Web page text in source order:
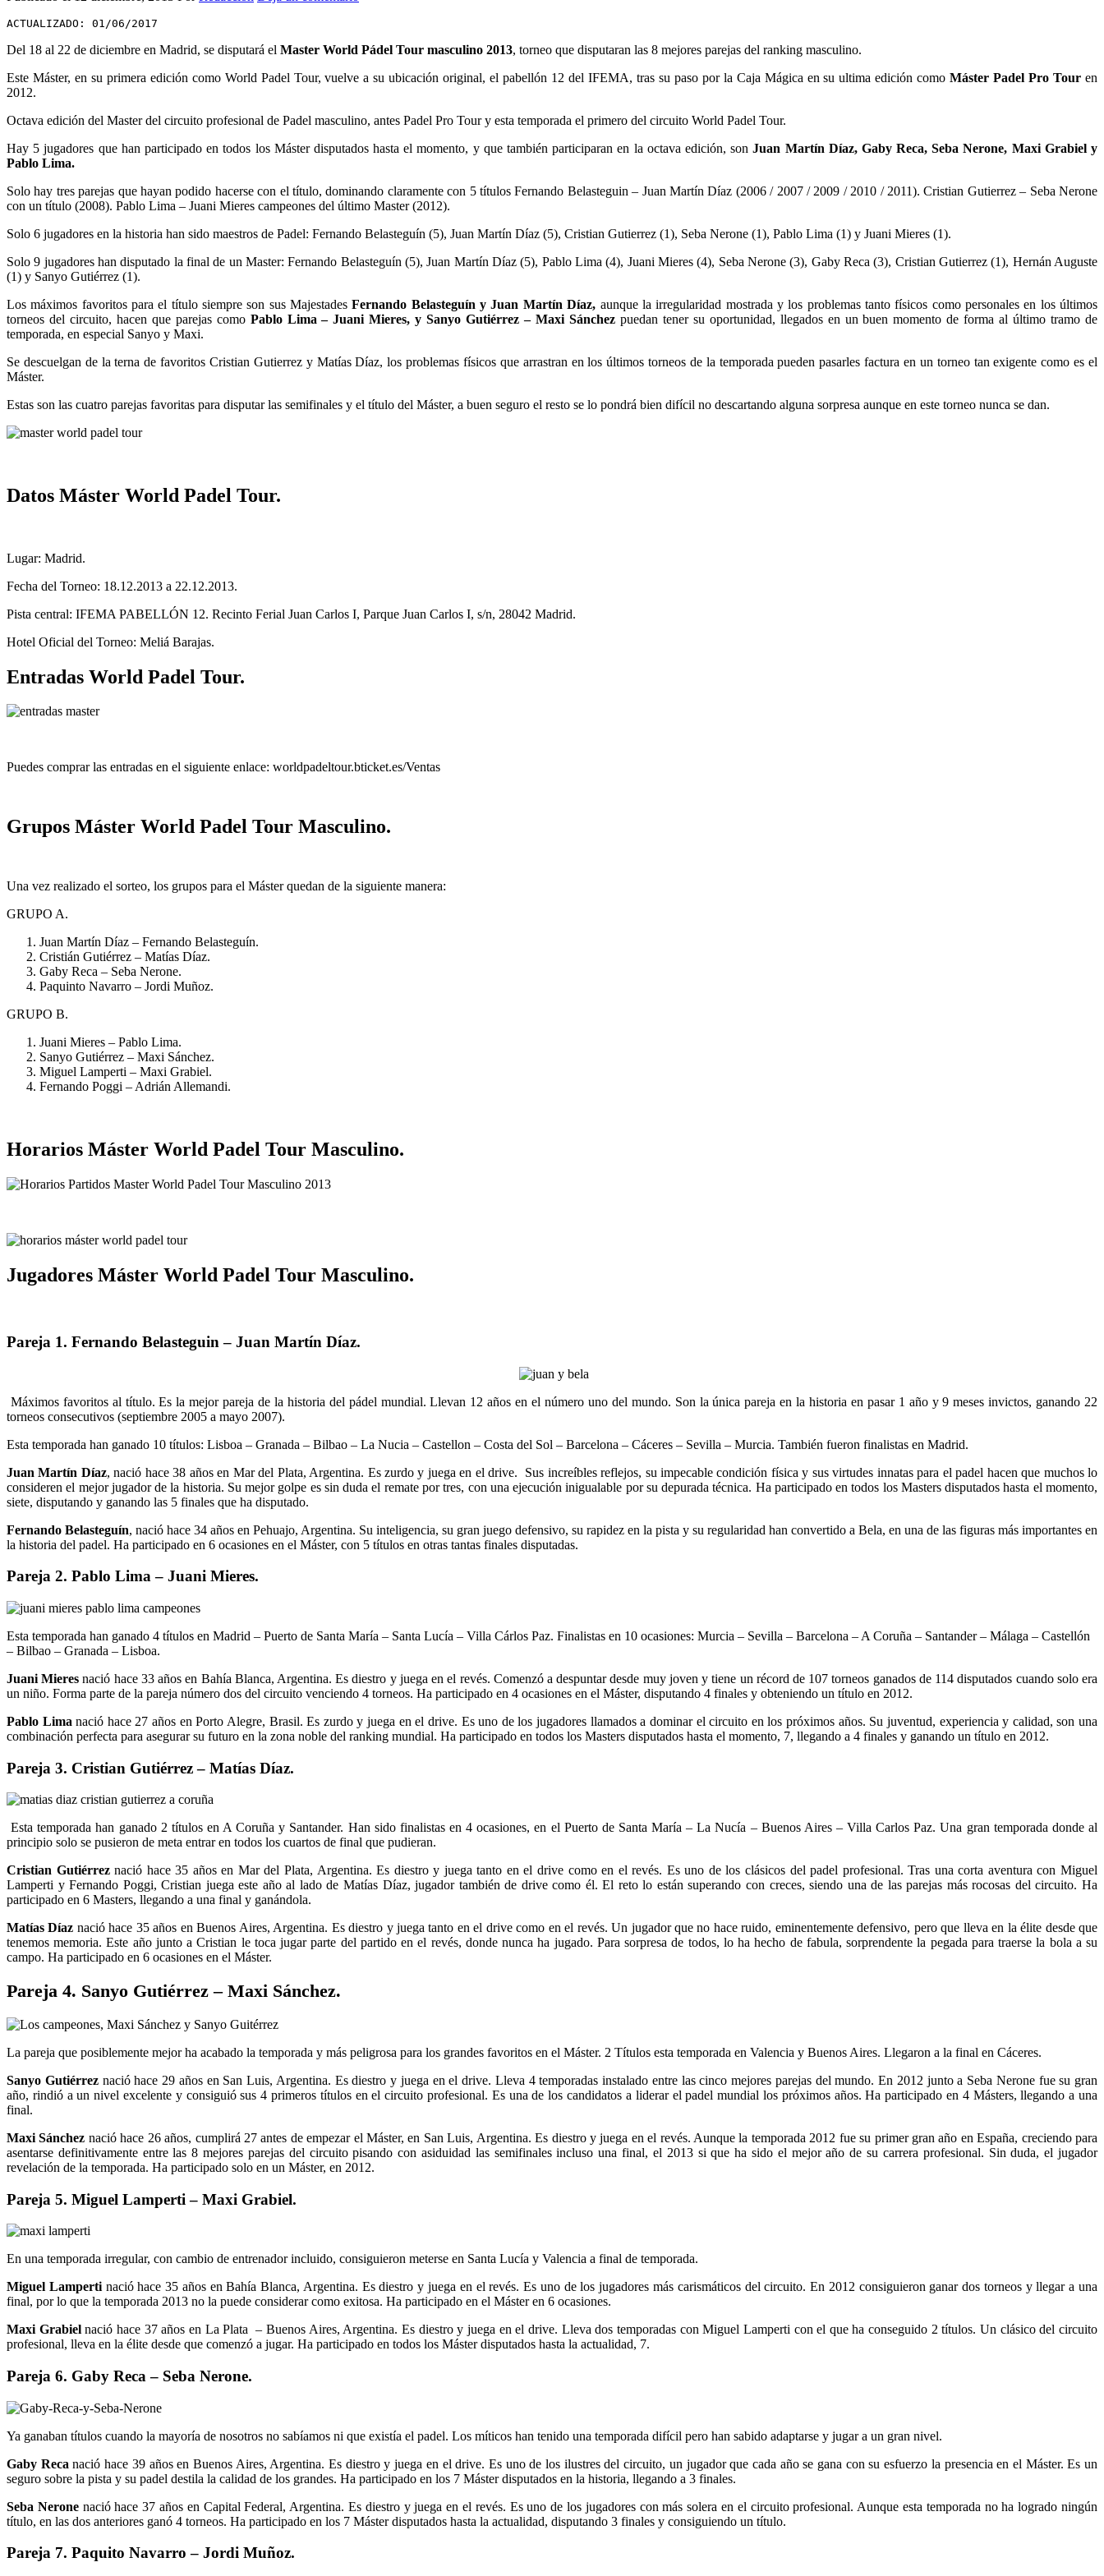
ACTUALIZADO: 01/06/2017
Del 18 al 22 de diciembre en Madrid, se disputará el Master World Pádel Tour masculino 2013, torneo que disputaran las 8 mejores parejas del ranking masculino.
Este Máster, en su primera edición como World Padel Tour, vuelve a su ubicación original, el pabellón 12 del IFEMA, tras su paso por la Caja Mágica en su ultima edición comoMáster Padel Pro Tour en
2012.
Octava edición del Master del circuito profesional de Padel masculino, antes Padel Pro Tour y esta temporada el primero del circuito World Padel Tour.
Hay 5 jugadores que han participado en todos los Máster disputados hasta el momento, y que también participaran en la octava edición, sonJuan Martín Díaz, Gaby Reca, Seba Nerone, Maxi Grabiel y
Pablo Lima.
Solo hay tres parejas que hayan podido hacerse con el título, dominando claramente con 5 títulos Fernando Belasteguin – Juan Martín Díaz (2006 / 2007 / 2009 / 2010 / 2011). Cristian Gutierrez – Seba Nerone
con un título (2008). Pablo Lima – Juani Mieres campeones del último Master (2012).
Solo 6 jugadores en la historia han sido maestros de Padel: Fernando Belasteguín (5), Juan Martín Díaz (5), Cristian Gutierrez (1), Seba Nerone (1), Pablo Lima (1) y Juani Mieres (1).
Solo 9 jugadores han disputado la final de un Master: Fernando Belasteguín (5), Juan Martín Díaz (5), Pablo Lima (4), Juani Mieres (4), Seba Nerone (3), Gaby Reca (3), Cristian Gutierrez (1), Hernán Auguste
(1) y Sanyo Gutiérrez (1).
Los máximos favoritos para el título siempre son sus MajestadesFernando Belasteguín y Juan Martín Díaz, aunque la irregularidad mostrada y los problemas tanto físicos como personales en los últimos
torneos del circuito, hacen que parejas como Pablo Lima – Juani Mieres, y Sanyo Gutiérrez – Maxi Sánchezpuedan tener su oportunidad, llegados en un buen momento de forma al último tramo de
temporada, en especial Sanyo y Maxi.
Se descuelgan de la terna de favoritos Cristian Gutierrez y Matías Díaz, los problemas físicos que arrastran en los últimos torneos de la temporada pueden pasarles factura en un torneo tan exigente como es el
Máster.
Estas son las cuatro parejas favoritas para disputar las semifinales y el título del Máster, a buen seguro el resto se lo pondrá bien difícil no descartando alguna sorpresa aunque en este torneo nunca se dan.
Datos Máster World Padel Tour.
Lugar: Madrid.
Fecha del Torneo: 18.12.2013 a 22.12.2013.
Pista central: IFEMA PABELLÓN 12. Recinto Ferial Juan Carlos I, Parque Juan Carlos I, s/n, 28042 Madrid.
Hotel Oficial del Torneo: Meliá Barajas.
Entradas World Padel Tour.
Puedes comprar las entradas en el siguiente enlace: worldpadeltour.bticket.es/Ventas
Grupos Máster World Padel Tour Masculino.
Una vez realizado el sorteo, los grupos para el Máster quedan de la siguiente manera:
GRUPO A.
Juan Martín Díaz – Fernando Belasteguín.
Cristián Gutiérrez – Matías Díaz.
Gaby Reca – Seba Nerone.
Paquinto Navarro – Jordi Muñoz.
GRUPO B.
Juani Mieres – Pablo Lima.
Sanyo Gutiérrez – Maxi Sánchez.
Miguel Lamperti – Maxi Grabiel.
Fernando Poggi – Adrián Allemandi.
Horarios Máster World Padel Tour Masculino.
Jugadores Máster World Padel Tour Masculino.
Pareja 1. Fernando Belasteguin – Juan Martín Díaz.
Máximos favoritos al título. Es la mejor pareja de la historia del pádel mundial. Llevan 12 años en el número uno del mundo. Son la única pareja en la historia en pasar 1 año y 9 meses invictos, ganando 22
torneos consecutivos (septiembre 2005 a mayo 2007).
Esta temporada han ganado 10 títulos: Lisboa – Granada – Bilbao – La Nucia – Castellon – Costa del Sol – Barcelona – Cáceres – Sevilla – Murcia. También fueron finalistas en Madrid.
Juan Martín Díaz, nació hace 38 años en Mar del Plata, Argentina. Es zurdo y juega en el drive. Sus increíbles reflejos, su impecable condición física y sus virtudes innatas para el padel hacen que muchos lo
consideren el mejor jugador de la historia. Su mejor golpe es sin duda el remate por tres, con una ejecución inigualable por su depurada técnica. Ha participado en todos los Masters disputados hasta el momento,
siete, disputando y ganando las 5 finales que ha disputado.
Fernando Belasteguín, nació hace 34 años en Pehuajo, Argentina. Su inteligencia, su gran juego defensivo, su rapidez en la pista y su regularidad han convertido a Bela, en una de las figuras más importantes en
la historia del padel. Ha participado en 6 ocasiones en el Máster, con 5 títulos en otras tantas finales disputadas.
Pareja 2. Pablo Lima – Juani Mieres.
Esta temporada han ganado 4 títulos en Madrid – Puerto de Santa María – Santa Lucía – Villa Cárlos Paz. Finalistas en 10 ocasiones: Murcia – Sevilla – Barcelona – A Coruña – Santander – Málaga – Castellón
– Bilbao – Granada – Lisboa.
Juani Mieres nació hace 33 años en Bahía Blanca, Argentina. Es diestro y juega en el revés. Comenzó a despuntar desde muy joven y tiene un récord de 107 torneos ganados de 114 disputados cuando solo era
un niño. Forma parte de la pareja número dos del circuito venciendo 4 torneos. Ha participado en 4 ocasiones en el Máster, disputando 4 finales y obteniendo un título en 2012.
Pablo Lima nació hace 27 años en Porto Alegre, Brasil. Es zurdo y juega en el drive. Es uno de los jugadores llamados a dominar el circuito en los próximos años. Su juventud, experiencia y calidad, son una
combinación perfecta para asegurar su futuro en la zona noble del ranking mundial. Ha participado en todos los Masters disputados hasta el momento, 7, llegando a 4 finales y ganando un título en 2012.
Pareja 3. Cristian Gutiérrez – Matías Díaz.
Esta temporada han ganado 2 títulos en A Coruña y Santander. Han sido finalistas en 4 ocasiones, en el Puerto de Santa María – La Nucía – Buenos Aires – Villa Carlos Paz. Una gran temporada donde al
principio solo se pusieron de meta entrar en todos los cuartos de final que pudieran.
Cristian Gutiérreznació hace 35 años en Mar del Plata, Argentina. Es diestro y juega tanto en el drive como en el revés. Es uno de los clásicos del padel profesional. Tras una corta aventura con Miguel
Lamperti y Fernando Poggi, Cristian juega este año al lado de Matías Díaz, jugador también de drive como él. El reto lo están superando con creces, siendo una de las parejas más rocosas del circuito. Ha
participado en 6 Masters, llegando a una final y ganándola.
Matías Díaz nació hace 35 años en Buenos Aires, Argentina. Es diestro y juega tanto en el drive como en el revés. Un jugador que no hace ruido, eminentemente defensivo, pero que lleva en la élite desde que
tenemos memoria. Este año junto a Cristian le toca jugar parte del partido en el revés, donde nunca ha jugado. Para sorpresa de todos, lo ha hecho de fabula, sorprendente la pegada para traerse la bola a su
campo. Ha participado en 6 ocasiones en el Máster.
Pareja 4. Sanyo Gutiérrez – Maxi Sánchez.
La pareja que posiblemente mejor ha acabado la temporada y más peligrosa para los grandes favoritos en el Máster. 2 Títulos esta temporada en Valencia y Buenos Aires. Llegaron a la final en Cáceres.
Sanyo Gutiérreznació hace 29 años en San Luis, Argentina. Es diestro y juega en el drive. Lleva 4 temporadas instalado entre las cinco mejores parejas del mundo. En 2012 junto a Seba Nerone fue su gran
año, rindió a un nivel excelente y consiguió sus 4 primeros títulos en el circuito profesional. Es una de los candidatos a liderar el padel mundial los próximos años. Ha participado en 4 Másters, llegando a una
final.
Maxi Sánchez nació hace 26 años, cumplirá 27 antes de empezar el Máster, en San Luis, Argentina. Es diestro y juega en el revés. Aunque la temporada 2012 fue su primer gran año en España, creciendo para
asentarse definitivamente entre las 8 mejores parejas del circuito pisando con asiduidad las semifinales incluso una final, el 2013 si que ha sido el mejor año de su carrera profesional. Sin duda, el jugador
revelación de la temporada. Ha participado solo en un Máster, en 2012.
Pareja 5. Miguel Lamperti – Maxi Grabiel.
En una temporada irregular, con cambio de entrenador incluido, consiguieron meterse en Santa Lucía y Valencia a final de temporada.
Miguel Lampertinació hace 35 años en Bahía Blanca, Argentina. Es diestro y juega en el revés. Es uno de los jugadores más carismáticos del circuito. En 2012 consiguieron ganar dos torneos y llegar a una
final, por lo que la temporada 2013 no la puede considerar como exitosa. Ha participado en el Máster en 6 ocasiones.
Maxi Grabielnació hace 37 años en La Plata – Buenos Aires, Argentina. Es diestro y juega en el drive. Lleva dos temporadas con Miguel Lamperti con el que ha conseguido 2 títulos. Un clásico del circuito
profesional, lleva en la élite desde que comenzó a jugar. Ha participado en todos los Máster disputados hasta la actualidad, 7.
Pareja 6. Gaby Reca – Seba Nerone.
Ya ganaban títulos cuando la mayoría de nosotros no sabíamos ni que existía el padel. Los míticos han tenido una temporada difícil pero han sabido adaptarse y jugar a un gran nivel.
Gaby Reca nació hace 39 años en Buenos Aires, Argentina. Es diestro y juega en el drive. Es uno de los ilustres del circuito, un jugador que cada año se gana con su esfuerzo la presencia en el Máster. Es un
seguro sobre la pista y su padel destila la calidad de los grandes. Ha participado en los 7 Máster disputados en la historia, llegando a 3 finales.
Seba Neronenació hace 37 años en Capital Federal, Argentina. Es diestro y juega en el revés. Es uno de los jugadores con más solera en el circuito profesional. Aunque esta temporada no ha logrado ningún
título, en las dos anteriores ganó 4 torneos. Ha participado en los 7 Máster disputados hasta la actualidad, disputando 3 finales y consiguiendo un título.
Pareja 7. Paquito Navarro – Jordi Muñoz.